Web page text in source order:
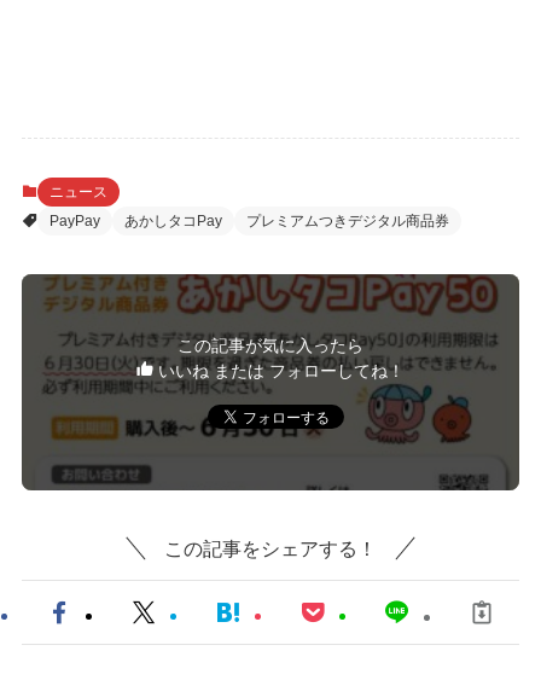
ニュース
PayPay
あかしタコPay プレミアムつきデジタル商品券
この記事が気に入ったら
いいね または フォローしてね！
この記事をシェアする！